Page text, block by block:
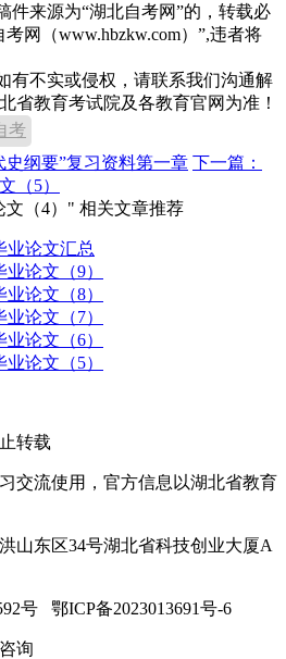
件来源为“湖北自考网”的，转载必
网（www.hbzkw.com）”,违者将
有不实或侵权，请联系我们沟通解
省教育考试院及各教育官网为准！
考
史纲要”复习资料第一章 下一篇：
（5）
（4）" 相关文章推荐
业论文汇总
论文（9）
论文（8）
论文（7）
论文（6）
论文（5）
转载
交流使用，官方信息以湖北省教育
山东区34号湖北省科技创业大厦A
号 鄂ICP备2023013691号-6
咨询